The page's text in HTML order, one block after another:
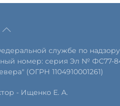
службе по
номер: серия Эл № ФС77-
(ОГРН 1104910001261)
- Ищенко Е. А.